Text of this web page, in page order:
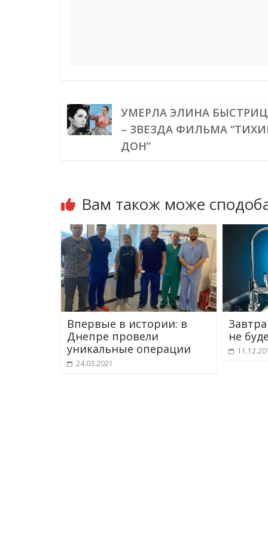
УМЕРЛА ЭЛИНА
– ЗВЕЗДА ФИЛЬМА
ДОН”
Вам також може
Впервые в истории: в
Днепре провели
уникальные операции
24.03.2021
не